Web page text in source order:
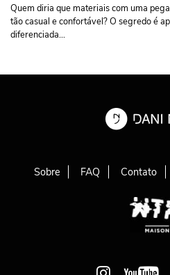
Quem diria que materiais com uma
tão casual e confortável? O segredo é
diferenciada...
Sobre FAQ Contato